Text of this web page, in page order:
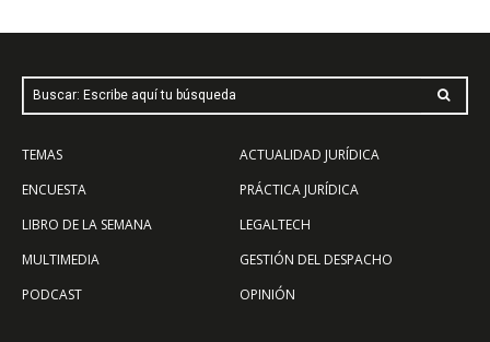
Buscar: Escribe aquí tu búsqueda
TEMAS
ENCUESTA
LIBRO DE LA SEMANA
MULTIMEDIA
PODCAST
ACTUALIDAD JURÍDICA
PRÁCTICA JURÍDICA
LEGALTECH
GESTIÓN DEL DESPACHO
OPINIÓN